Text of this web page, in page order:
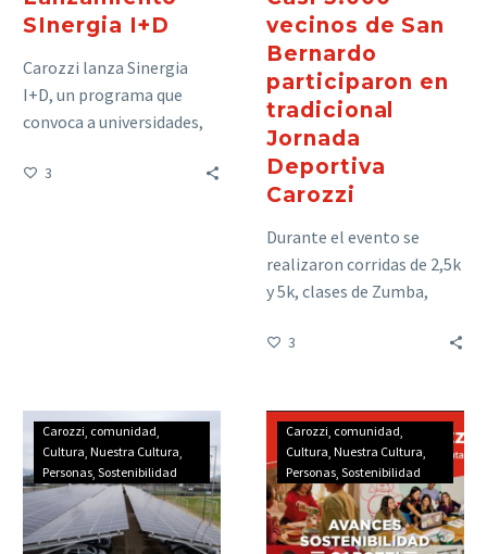
SInergia I+D
Carozzi lanza Sinergia
I+D, un programa que
convoca a universidades,
startups para desarrollar
3
vecinos de San
Bernardo
participaron en
tradicional
Jornada
Deportiva
Carozzi
Durante el evento se
realizaron corridas de 2,5k
y 5k, clases de Zumba,
Zona Kids, vóleibol y
3
Carozzi comunidad
Cultura Nuestra Cultura
Personas Sostenibilidad
Carozzi comunidad
Cultura Nuestra Cultura
Personas Sostenibilidad